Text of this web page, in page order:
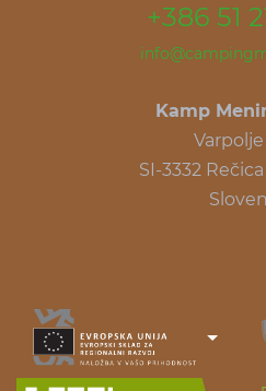
+386 51
Kamp
Varpolje
SI-3332